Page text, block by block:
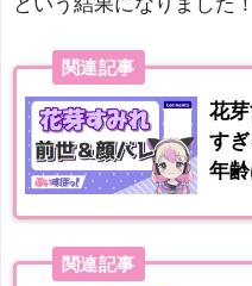
関連記事
花
す
年齢
関連記事